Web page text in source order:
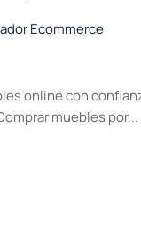
Ecommerce
online con
muebles por...